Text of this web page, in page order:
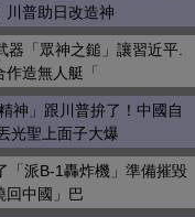
川普助日改造神
器「眾神之鎚」讓習近平.
造無人艇「
神」跟川普拚了！中國自
光聖上面子大爆
「派B-1轟炸機」準備摧毀
回中國」巴